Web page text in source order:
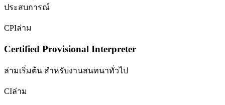
ประสบการณ์
CPIล่าม
Certified Provisional Interpreter
ล่ามเริ่มต้น สำหรับงานสนทนาทั่วไป
CIล่าม